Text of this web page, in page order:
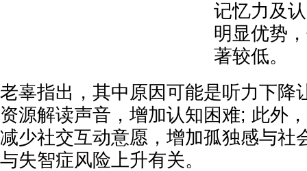
记忆力及
明显优势
著较低。
老辜指出，其中原因可能是听力下降
资源解读声音，增加认知困难; 此外
减少社交互动意愿，增加孤独感与社
与失智症风险上升有关。